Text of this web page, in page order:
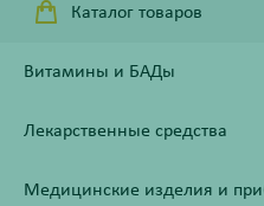
Каталог товаров
Витамины и БАДы
Лекарственные средства
Медицинские изделия и